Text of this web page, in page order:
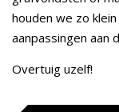
houden we zo
aanpassingen aan
Overtuig uzelf!